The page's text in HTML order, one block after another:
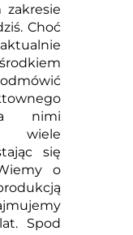
Choć
nimi
wiele
się
o
Spod